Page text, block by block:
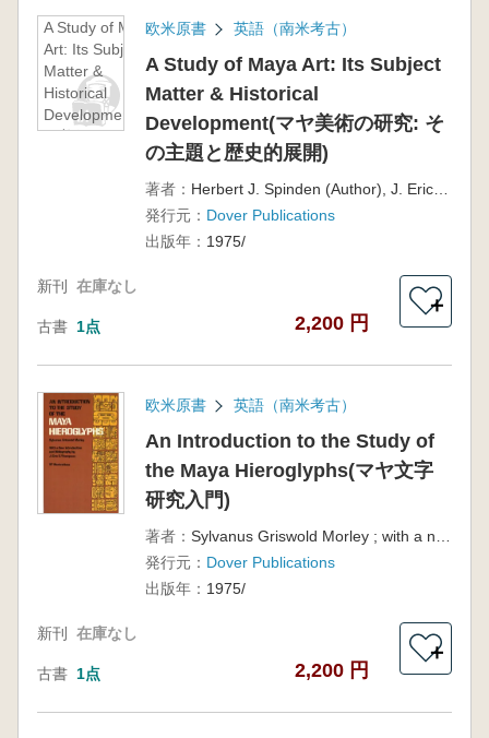
A Study of Maya
Art: Its Subject
Matter &
Historical
Development(マ
ヤ美術の研究:
その主題と歴史
欧米原書 英語（南米考古）
A Study of Maya Art: Its Subject
Matter & Historical
Development(マヤ美術の研究: そ
の主題と歴史的展開)
著者：
Herbert J. Spinden (Author), J. Eric S. Thompson (Introduction)
発行元： Dover Publications
出版年： 1975/
新刊 在庫なし
古書 1点 2,200 円
＋
欧米原書 英語（南米考古）
An Introduction to the Study of
the Maya Hieroglyphs(マヤ文字
研究入門)
著者：
発行元： Dover Publications
出版年： 1975/
新刊 在庫なし
古書 1点 2,200 円
＋